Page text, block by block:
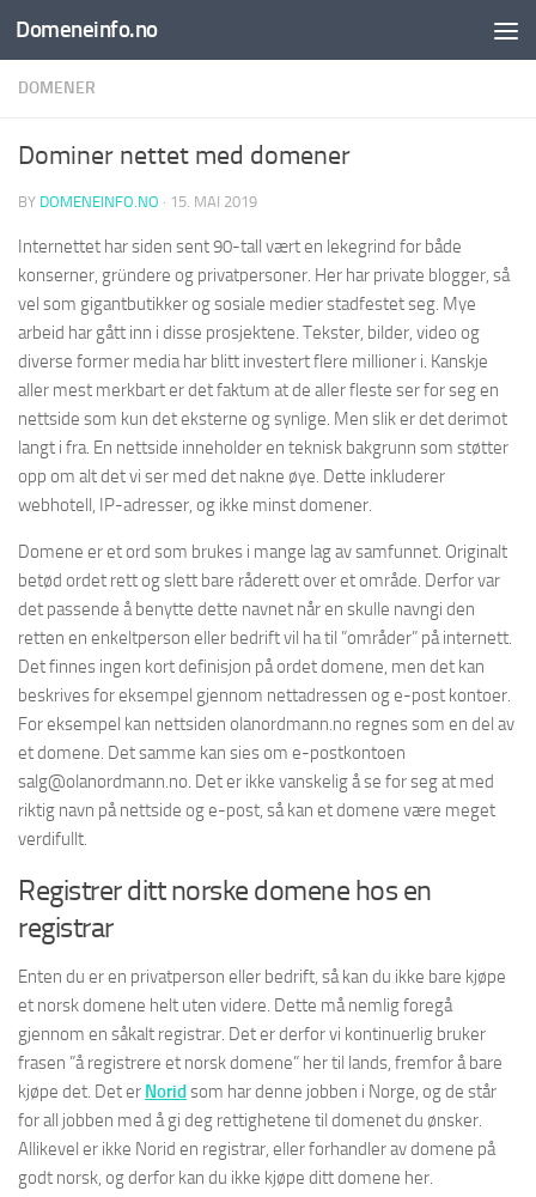
Skip to content
Domeneinfo.no
DOMENER
Dominer nettet med domener
BY DOMENEINFO.NO · 15. MAI 2019
Internettet har siden sent 90-tall vært en lekegrind for både
konserner, gründere og privatpersoner. Her har private blogger, så
vel som gigantbutikker og sosiale medier stadfestet seg. Mye
arbeid har gått inn i disse prosjektene. Tekster, bilder, video og
diverse former media har blitt investert flere millioner i. Kanskje
aller mest merkbart er det faktum at de aller fleste ser for seg en
nettside som kun det eksterne og synlige. Men slik er det derimot
langt i fra. En nettside inneholder en teknisk bakgrunn som støtter
opp om alt det vi ser med det nakne øye. Dette inkluderer
webhotell, IP-adresser, og ikke minst domener.
Domene er et ord som brukes i mange lag av samfunnet. Originalt
betød ordet rett og slett bare råderett over et område. Derfor var
det passende å benytte dette navnet når en skulle navngi den
retten en enkeltperson eller bedrift vil ha til ”områder” på internett.
Det finnes ingen kort definisjon på ordet domene, men det kan
beskrives for eksempel gjennom nettadressen og e-post kontoer.
For eksempel kan nettsiden olanordmann.no regnes som en del av
et domene. Det samme kan sies om e-postkontoen
salg@olanordmann.no. Det er ikke vanskelig å se for seg at med
riktig navn på nettside og e-post, så kan et domene være meget
verdifullt.
Registrer ditt norske domene hos en
registrar
Enten du er en privatperson eller bedrift, så kan du ikke bare kjøpe
et norsk domene helt uten videre. Dette må nemlig foregå
gjennom en såkalt registrar. Det er derfor vi kontinuerlig bruker
frasen ”å registrere et norsk domene” her til lands, fremfor å bare
kjøpe det. Det er Noridsom har denne jobben i Norge, og de står
for all jobben med å gi deg rettighetene til domenet du ønsker.
Allikevel er ikke Norid en registrar, eller forhandler av domene på
godt norsk, og derfor kan du ikke kjøpe ditt domene her.